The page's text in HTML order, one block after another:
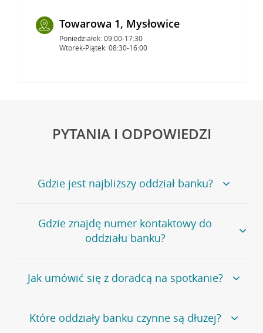
Towarowa 1, Mysłowice
Poniedziałek: 09:00-17:30
Wtorek-Piątek: 08:30-16:00
PYTANIA I ODPOWIEDZI
Gdzie jest najbliższy oddział banku?
Jeśli szukasz oddziału naszego banku, zapraszamy na
stronęPlacówki i bankomaty, na której znajduje się
wygodna wyszukiwarka.
oddziałów
Gdzie znajdę numer kontaktowy do
oddziału banku?
Bank Credit Agricole nie udostępnia ogólnego numeru
telefonu do placówki bankowej.
umówienia się z doradcą w placówce bankowej .
Jak umówić się z doradcą na spotkanie?
Jeśli jesteś już naszym
klientemmożeszsamodzielnieumówić się na spotkanie z
Które oddziały banku czynne są dłużej?